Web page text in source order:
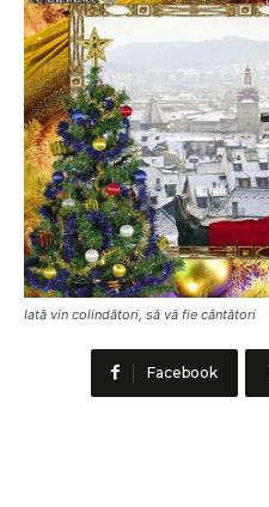
Iată vin colindători, să vă fie cântători
Facebook